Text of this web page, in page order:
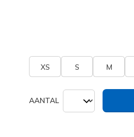
XS S M
AANTAL